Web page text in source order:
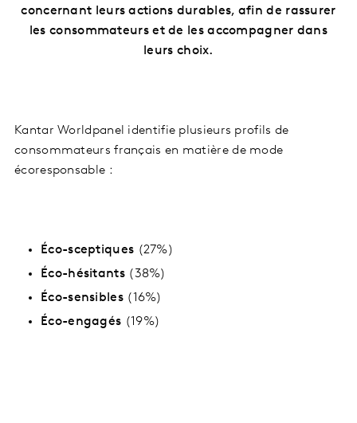
concernant leurs actions durables, afin de rassurer
les consommateurs et de les accompagner dans
leurs choix.
Kantar Worldpanel identifie plusieurs profils de
consommateurs français en matière de mode
écoresponsable :
Éco-sceptiques (27%)
Éco-hésitants(38%)
Éco-sensibles(16%)
Éco-engagés (19%)